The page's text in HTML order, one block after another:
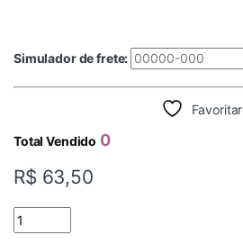
Simulador de frete:
Favoritar
Total Vendido 0
R$ 63,50
REDUCAO 54X15 LATAO quantidade